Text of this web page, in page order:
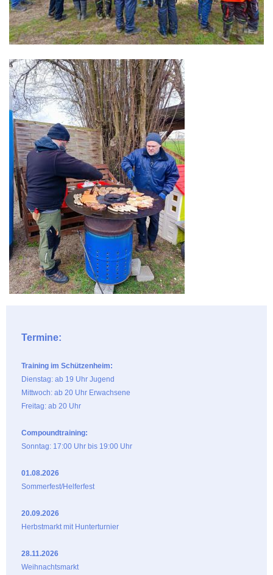
Termine:
Training im Schützenheim:
Dienstag: ab 19 Uhr Jugend
Mittwoch: ab 20 Uhr Erwachsene
Freitag: ab 20 Uhr
Compoundtraining:
Sonntag: 17:00 Uhr bis 19:00 Uhr
01.08.2026
Sommerfest/Helferfest
20.09.2026
Herbstmarkt mit Hunterturnier
28.11.2026
Weihnachtsmarkt